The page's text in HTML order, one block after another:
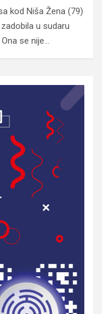
kod Niša Žena (79)
u sudaru
se nije…